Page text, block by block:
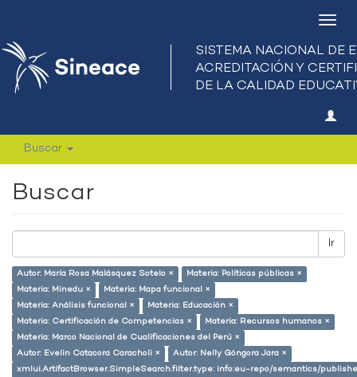
Buscar
Buscar
Ir
Autor: María Rosa Malásquez Sotelo ×
Materia: Políticas públicas ×
Materia: Minedu ×
Materia: Mapa funcional ×
Materia: Análisis funcional ×
Materia: Educación ×
Materia: Certificación de Competencias ×
Materia: Recursos humanos ×
Materia: Marco Nacional de Cualificaciones del Perú ×
Autor: Evelin Catacora Caracholi ×
Autor: Nelly Góngora Jara ×
xmlui.ArtifactBrowser.SimpleSearch.filter.type: info:eu-repo/semantics/